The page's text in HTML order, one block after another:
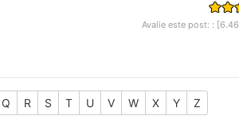
Avalie este post: :
Q R S T U V W X Y Z